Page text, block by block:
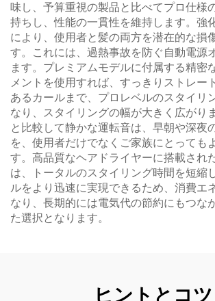
味し、予算重視の製品と比べてプロ仕様
持ちし、性能の一貫性を維持します。強
により、使用者と髪の両方を潜在的な損
す。これには、過熱事故を防ぐ自動電源
ます。プレミアムモデルに付属する精密
メントを使用すれば、すっきりストレー
あるカールまで、プロレベルのスタイリ
なり、スタイリングの幅が大きく広がり
と比較して静かな運転音は、早朝や深夜
を、使用者だけでなくご家族にとっても
す。高品質なヘアドライヤーに搭載され
は、トータルのスタイリング時間を短縮
ルをより迅速に実現できるため、消費エ
なり、長期的には電気代の節約にもつな
た選択となります。
ヒントとコツ